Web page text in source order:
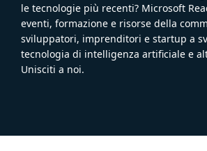
le tecnologie più recenti? Microsoft
eventi, formazione e risorse della
sviluppatori, imprenditori e startup a
tecnologia di intelligenza artificiale e
Unisciti a noi.